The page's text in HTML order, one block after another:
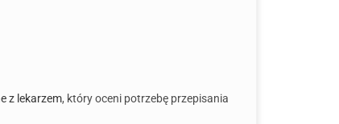
z lekarzem, który oceni potrzebę przepisania